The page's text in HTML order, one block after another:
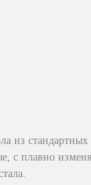
из стандартных
с плавно